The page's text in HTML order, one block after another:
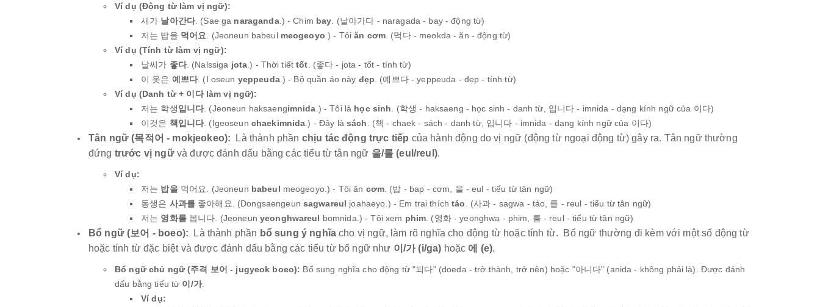
Ví dụ (Động từ làm vị ngữ):
새가 날아간다. (Sae ga naraganda.) - Chim bay . (날아가다 - naragada - bay - động từ)
저는 밥을 먹어요 . (Jeoneun babeul meogeoyo .) - Tôiăn cơm . (먹다 - meokda - ăn - động từ)
Ví dụ (Tính từ làm vị ngữ):
날씨가 좋다. (Nalssiga jota .) - Thời tiếttốt . (좋다 - jota - tốt - tính từ)
이 옷은 예쁘다. (I oseun yeppeuda.) - Bộ quần áo này đẹp . (예쁘다 - yeppeuda - đẹp - tính từ)
Ví dụ (Danh từ + 이다 làm vị ngữ):
저는 학생입니다. (Jeoneun haksaengimnida .) - Tôi là học sinh . (학생 - haksaeng - học sinh - danh từ, 입니다 - imnida - dạng kính ngữ của 이다)
이것은 책입니다. (Igeoseun chaekimnida .) - Đây làsách . (책 - chaek - sách - danh từ, 입니다 - imnida - dạng kính ngữ của 이다)
Tân ngữ (목적어 - mokjeokeo): Là thành phần chịu tác động trực tiếp của hành động do vị ngữ (động từ ngoại động từ) gây ra. Tân ngữ thường
đứng trước vị ngữvà được đánh dấu bằng các tiểu từ tân ngữ 을/를 (eul/reul).
Ví dụ:
저는 밥을먹어요. (Jeoneun babeul meogeoyo.) - Tôi ăn cơm . (밥 - bap - cơm, 을 - eul - tiểu từ tân ngữ)
동생은 사과를좋아해요. (Dongsaengeun sagwareul joahaeyo.) - Em trai thíchtáo . (사과 - sagwa - táo, 를 - reul - tiểu từ tân ngữ)
저는 영화를봅니다. (Jeoneun yeonghwareul bomnida.) - Tôi xem phim . (영화 - yeonghwa - phim, 를 - reul - tiểu từ tân ngữ)
Bổ ngữ (보어 - boeo): Là thành phần bổ sung ý nghĩa cho vị ngữ, làm rõ nghĩa cho động từ hoặc tính từ. Bổ ngữ thường đi kèm với một số động từ
hoặc tính từ đặc biệt và được đánh dấu bằng các tiểu từ bổ ngữ như 이/가 (i/ga) hoặc 에 (e).
Bổ ngữ chủ ngữ (주격 보어 - jugyeok boeo): Bổ sung nghĩa cho động từ "되다" (doeda - trở thành, trở nên) hoặc "아니다" (anida - không phải là). Được đánh
dấu bằng tiểu từ 이/가.
Ví dụ: